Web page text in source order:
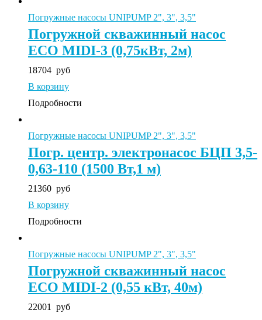
Погружные насосы UNIPUMP 2", 3", 3,5"
Погружной скважинный насос
ECO MIDI-3 (0,75кВт, 2м)
18704 руб
В корзину
Подробности
Погружные насосы UNIPUMP 2", 3", 3,5"
Погр. центр. электронасос БЦП 3,5-
0,63-110 (1500 Вт,1 м)
21360 руб
В корзину
Подробности
Погружные насосы UNIPUMP 2", 3", 3,5"
Погружной скважинный насос
ECO MIDI-2 (0,55 кВт, 40м)
22001
руб